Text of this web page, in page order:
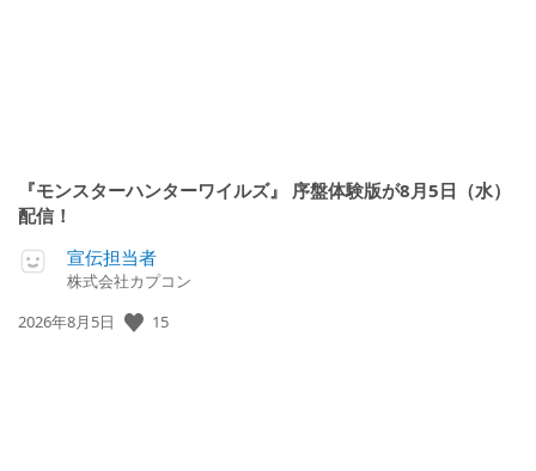
『モンスターハンターワイルズ』 序盤体験版が8月5日（水）
配信！
宣伝担当者
株式会社カプコン
公
2026年8月5日 15